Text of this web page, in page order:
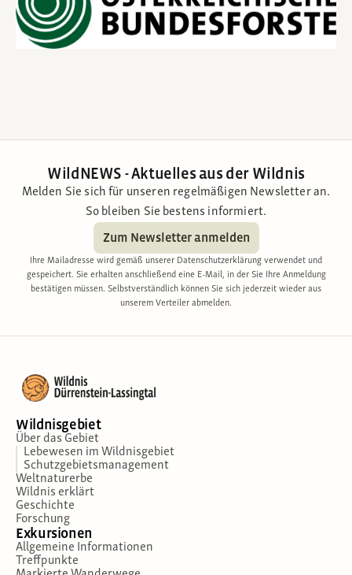
WildNEWS - Aktuelles aus der Wildnis
Melden Sie sich für unseren regelmäßigen Newsletter an.
So bleiben Sie bestens informiert.
Zum Newsletter anmelden
Ihre Mailadresse wird gemäß unserer Datenschutzerklärung verwendet und
gespeichert. Sie erhalten anschließend eine E-Mail, in der Sie Ihre Anmeldung
bestätigen müssen. Selbstverständlich können Sie sich jederzeit wieder aus
unserem Verteiler abmelden.
Wildnisgebiet
Über das Gebiet
Lebewesen im Wildnisgebiet
Schutzgebietsmanagement
Weltnaturerbe
Wildnis erklärt
Geschichte
Forschung
Exkursionen
Allgemeine Informationen
Treffpunkte